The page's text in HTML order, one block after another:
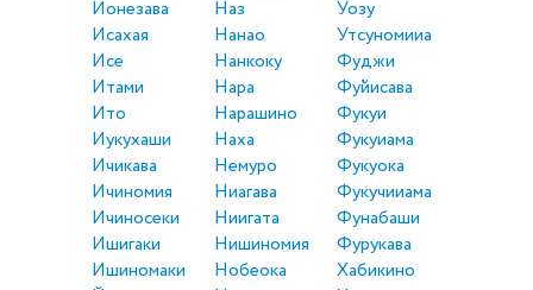
Ионезава
Исахая
Исе
Итами
Ито
Иукухаши
Ичикава
Ичиномия
Ичиносеки
Ишигаки
Ишиномаки
Наз
Нанао
Нанкоку
Нара
Нарашино
Наха
Немуро
Ниагава
Ниигата
Нишиномия
Нобеока
Уозу
Утсуномииа
Фуджи
Фуйисава
Фукуи
Фукуиама
Фукуока
Фукучииама
Фунабаши
Фурукава
Хабикино